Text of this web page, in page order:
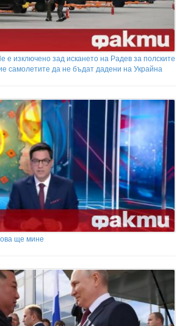
е изключено зад искането на Радев за полските
самолетите да не бъдат дадени на Украйна
ще мине